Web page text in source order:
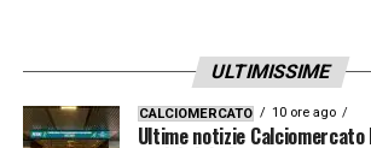
Ciriello, dovrà gestirlo con un
, soprattutto
europee, per sfruttarne al
ULTIMISSIME
CALCIOMERCATO 10 ore ago
Ultime notizie